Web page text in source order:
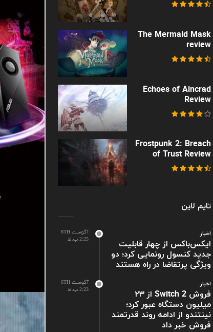
The Mermaid Mask
review
Echoes of Aincrad
Review
Frostpunk 2: Breach
of Trust Review
تایم لاین
آگوست 6TH
2:25 ب.ظ
اخبار
ایکس‌باکس از چهار قابلیت
جدید کنسول رونمایی کرد؛ دو
ویژگی پرتقاضا در راه هستند
آگوست 6TH
2:23 ب.ظ
اخبار
فروش Switch 2 از ۲۳
میلیون دستگاه عبور کرد؛
نینتندو از ادامه روند قدرتمند
فروش خبر داد